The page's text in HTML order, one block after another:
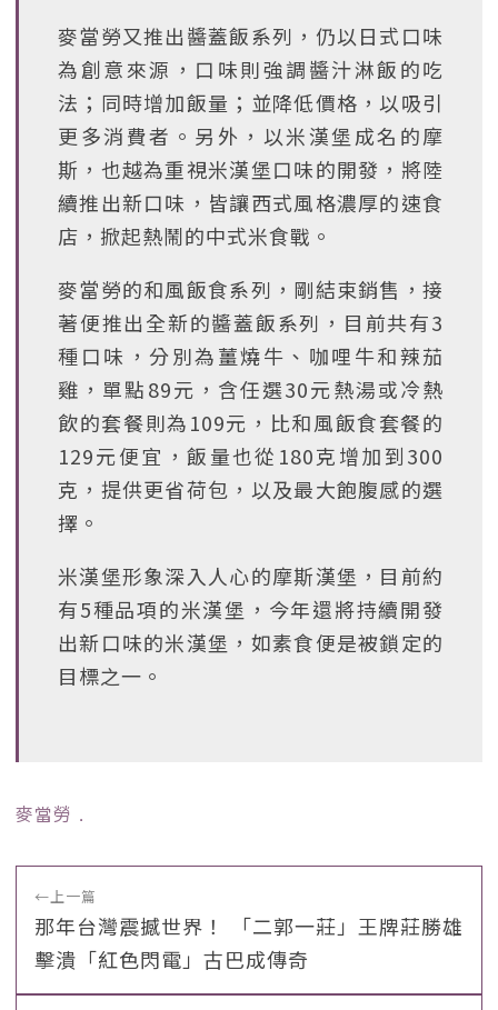
麥當勞又推出醬蓋飯系列，仍以日式口味
為創意來源，口味則強調醬汁淋飯的吃
法；同時增加飯量；並降低價格，以吸引
更多消費者。另外，以米漢堡成名的摩
斯，也越為重視米漢堡口味的開發，將陸
續推出新口味，皆讓西式風格濃厚的速食
店，掀起熱鬧的中式米食戰。
麥當勞的和風飯食系列，剛結束銷售，接
著便推出全新的醬蓋飯系列，目前共有3
種口味，分別為薑燒牛、咖哩牛和辣茄
雞，單點89元，含任選30元熱湯或冷熱
飲的套餐則為109元，比和風飯食套餐的
129元便宜，飯量也從180克增加到300
克，提供更省荷包，以及最大飽腹感的選
擇。
米漢堡形象深入人心的摩斯漢堡，目前約
有5種品項的米漢堡，今年還將持續開發
出新口味的米漢堡，如素食便是被鎖定的
目標之一。
麥當勞 ﹒
←上一篇
那年台灣震撼世界！ 「二郭一莊」王牌莊勝雄
擊潰「紅色閃電」古巴成傳奇